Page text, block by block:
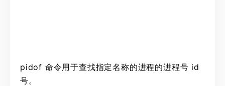
pidof 命令用于查找指定名称的进程的进程号 id
号。